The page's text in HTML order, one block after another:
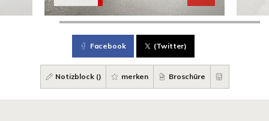
Facebook (Twitter)
Notizblock () merken Broschüre